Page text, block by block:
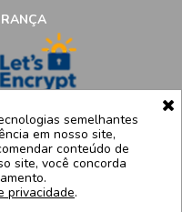
19.316.833/0009-41
loja 124/125 - Barra da
– CEP 22775005
as 17:30h
semelhantes
em nosso site,
conteúdo de
site, você concorda
privacidade.